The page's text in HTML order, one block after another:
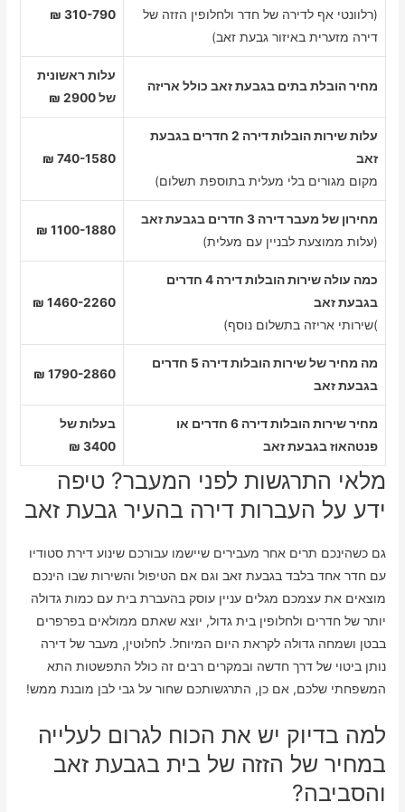
(רלוונטי אף לדירה של חדר ולחלופין הזזה של
דירה מזערית באיזור גבעת זאב)
310-790 ₪
מחיר הובלת בתים בגבעת זאב כולל אריזה
עלות ראשונית
של 2900 ₪
עלות שירות הובלות דירה 2 חדרים בגבעת
זאב
מקום מגורים בלי מעלית בתוספת תשלום)
740-1580 ₪
מחירון של מעבר דירה 3 חדרים בגבעת זאב
(עלות ממוצעת לבניין עם מעלית)
1100-1880 ₪
כמה עולה שירות הובלות דירה 4 חדרים
בגבעת זאב
)שירותי אריזה בתשלום נוסף)
1460-2260 ₪
מה מחיר של שירות הובלות דירה 5 חדרים
בגבעת זאב
1790-2860 ₪
מחיר שירות הובלות דירה 6 חדרים או
פנטהאוז בגבעת זאב
בעלות של
3400 ₪
מלאי התרגשות לפני המעבר? טיפה
ידע על העברות דירה בהעיר גבעת זאב
גם כשהינכם תרים אחר מעבירים שיישמו עבורכם שינוע דירת סטודיו
עם חדר אחד בלבד בגבעת זאב וגם אם הטיפול והשירות שבו הינכם
מוצאים את עצמכם מגלים עניין עוסק בהעברת בית עם כמות גדולה
יותר של חדרים ולחלופין בית גדול, יוצא שאתם ממולאים בפרפרים
בבטן ושמחה גדולה לקראת היום המיוחל. לחלוטין, מעבר של דירה
נותן ביטוי של דרך חדשה ובמקרים רבים זה כולל התפשטות התא
המשפחתי שלכם, אם כן, התרגשותכם שחור על גבי לבן מובנת ממש!
למה בדיוק יש את הכוח לגרום לעלייה
במחיר של הזזה של בית בגבעת זאב
והסביבה?